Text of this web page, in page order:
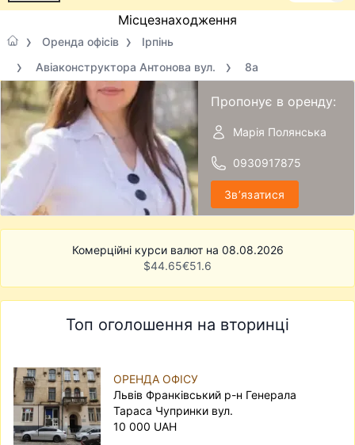
Місцезнаходження
Оренда офісів
Ірпінь
Авіаконструктора Антонова вул.
8а
Пропонує в оренду:
Марія Полянська
0930917875
Звʼязатися
Комерційні курси валют на 08.08.2026
$44.65€51.6
Топ оголошення на вторинці
ОРЕНДА ОФІСУ
Львів Франківський р-н Генерала
Тараса Чупринки вул.
10 000 UAH